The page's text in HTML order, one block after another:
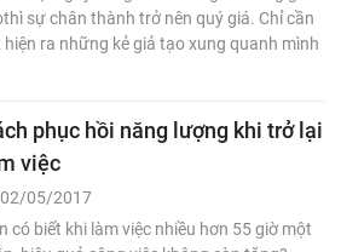
sự chân thành trở nên quý giá. Chỉ cần
ra những kẻ giả tạo xung quanh mình
phục hồi năng lượng khi trở lại
việc
02/05/2017
có biết khi làm việc nhiều hơn 55 giờ một